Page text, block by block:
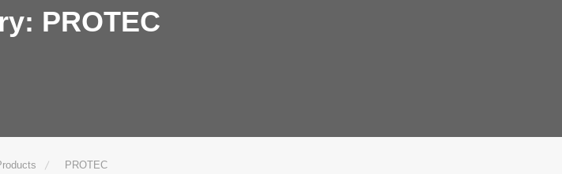
PROTEC
PROTEC